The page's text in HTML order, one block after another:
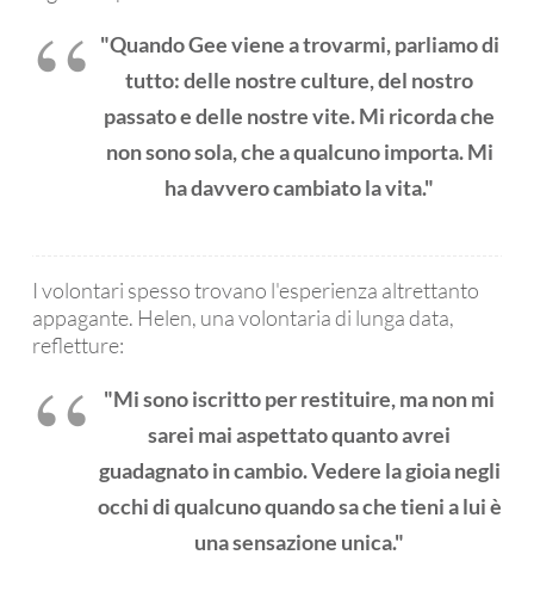
"Quando Gee viene a trovarmi, parliamo di
tutto: delle nostre culture, del nostro
passato e delle nostre vite. Mi ricorda che
non sono sola, che a qualcuno importa. Mi
ha davvero cambiato la vita."
I volontari spesso trovano l'esperienza altrettanto
appagante. Helen, una volontaria di lunga data,
refletture:
"Mi sono iscritto per restituire, ma non mi
sarei mai aspettato quanto avrei
guadagnato in cambio. Vedere la gioia negli
occhi di qualcuno quando sa che tieni a lui è
una sensazione unica."